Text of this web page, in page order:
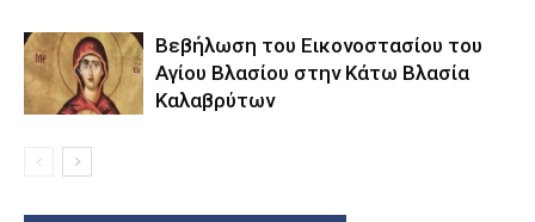
Βεβήλωση του Εικονοστασίου του
Αγίου Βλασίου στην Κάτω Βλασία
Καλαβρύτων